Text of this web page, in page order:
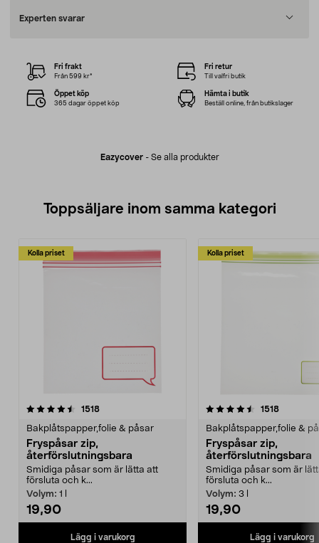
Experten svarar
Eazycover- Se alla produkter
Fri frakt
Från 599 kr*
Fri retur
Till valfri butik
Öppet köp
365 dagar öppet köp
Hämta i butik
Beställ online, från butikslager
Toppsäljare inom samma kategori
Kolla priset
1518recensioner
Bakplåtspapper,folie & påsar
Fryspåsar zip,
återförslutningsbara
Smidiga påsar som är lätta att
försluta och k...
Volym: 1 l
19,90
Lägg i varukorg
Kolla priset
4.5 av 5 stjärnor 1518
Bakplåtspapper,folie &
Fryspåsar zip,
återförslutningsbara
Smidiga påsar som är
försluta och k...
Volym: 3 l
19,90
Lägg i varukorg
4.5 av 5 stjärnor